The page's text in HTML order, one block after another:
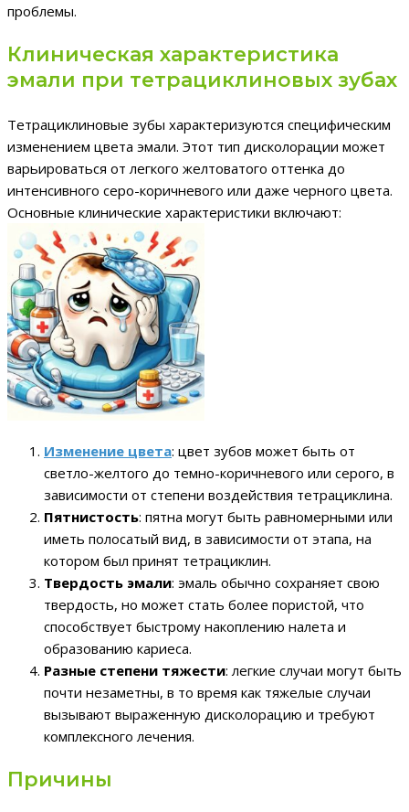
проблемы.
Клиническая характеристика
эмали при тетрациклиновых зубах
Тетрациклиновые зубы характеризуются специфическим
изменением цвета эмали. Этот тип дисколорации может
варьироваться от легкого желтоватого оттенка до
интенсивного серо-коричневого или даже черного цвета.
Основные клинические характеристики включают:
Изменение цвета: цвет зубов может быть от
светло-желтого до темно-коричневого или серого, в
зависимости от степени воздействия тетрациклина.
Пятнистость: пятна могут быть равномерными или
иметь полосатый вид, в зависимости от этапа, на
котором был принят тетрациклин.
Твердость эмали: эмаль обычно сохраняет свою
твердость, но может стать более пористой, что
способствует быстрому накоплению налета и
образованию кариеса.
Разные степени тяжести: легкие случаи могут быть
почти незаметны, в то время как тяжелые случаи
вызывают выраженную дисколорацию и требуют
комплексного лечения.
Причины